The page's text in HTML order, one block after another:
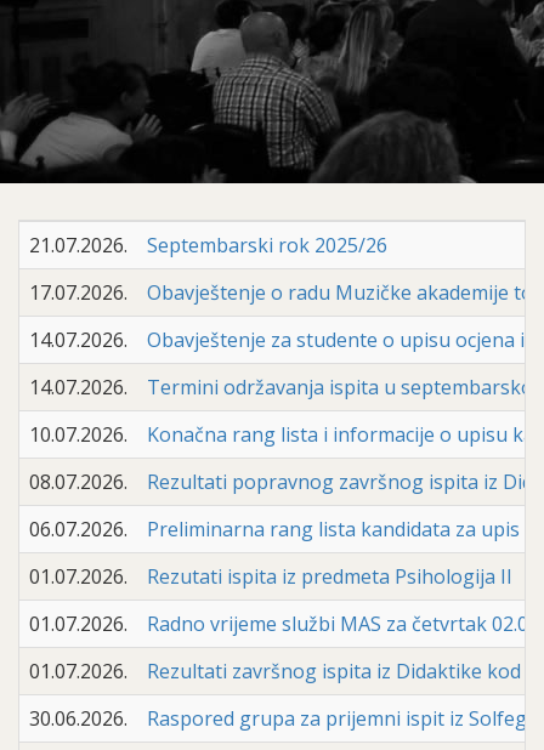
21.07.2026.
Septembarski rok 2025/26
17.07.2026.
Obavještenje o radu Muzičke akademije
14.07.2026.
Obavještenje za studente o upisu ocjena
14.07.2026.
Termini održavanja ispita u
10.07.2026.
Konačna rang lista i informacije o upisu
08.07.2026.
Rezultati popravnog završnog ispita iz
06.07.2026.
Preliminarna rang lista kandidata za upis
01.07.2026.
Rezutati ispita iz predmeta Psihologija II
01.07.2026.
Radno vrijeme službi MAS za četvrtak
01.07.2026.
Rezultati završnog ispita iz Didaktike kod
30.06.2026.
Raspored grupa za prijemni ispit iz